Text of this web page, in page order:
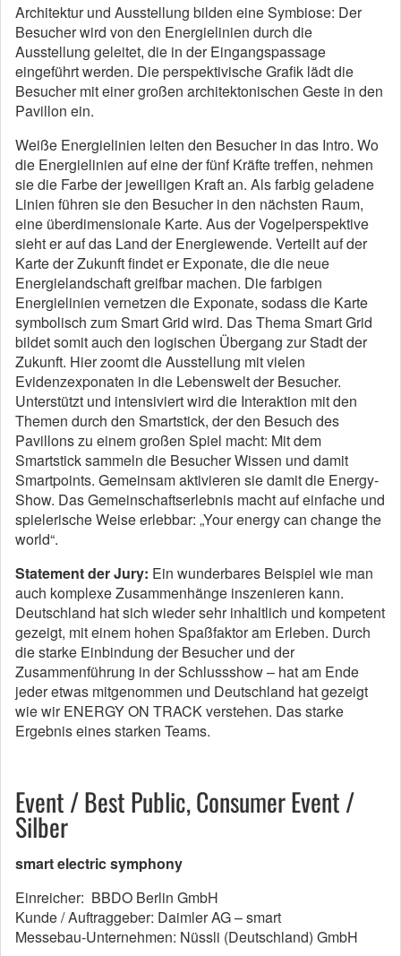
Architektur und Ausstellung bilden eine Symbiose: Der
Besucher wird von den Energielinien durch die
Ausstellung geleitet, die in der Eingangspassage
eingeführt werden. Die perspektivische Grafik lädt die
Besucher mit einer großen architektonischen Geste in den
Pavillon ein.
Weiße Energielinien leiten den Besucher in das Intro. Wo
die Energielinien auf eine der fünf Kräfte treffen, nehmen
sie die Farbe der jeweiligen Kraft an. Als farbig geladene
Linien führen sie den Besucher in den nächsten Raum,
eine überdimensionale Karte. Aus der Vogelperspektive
sieht er auf das Land der Energiewende. Verteilt auf der
Karte der Zukunft findet er Exponate, die die neue
Energielandschaft greifbar machen. Die farbigen
Energielinien vernetzen die Exponate, sodass die Karte
symbolisch zum Smart Grid wird. Das Thema Smart Grid
bildet somit auch den logischen Übergang zur Stadt der
Zukunft. Hier zoomt die Ausstellung mit vielen
Evidenzexponaten in die Lebenswelt der Besucher.
Unterstützt und intensiviert wird die Interaktion mit den
Themen durch den Smartstick, der den Besuch des
Pavillons zu einem großen Spiel macht: Mit dem
Smartstick sammeln die Besucher Wissen und damit
Smartpoints. Gemeinsam aktivieren sie damit die Energy-
Show. Das Gemeinschaftserlebnis macht auf einfache und
spielerische Weise erlebbar: „Your energy can change the
world“.
Statement der Jury: Ein wunderbares Beispiel wie man
auch komplexe Zusammenhänge inszenieren kann.
Deutschland hat sich wieder sehr inhaltlich und kompetent
gezeigt, mit einem hohen Spaßfaktor am Erleben. Durch
die starke Einbindung der Besucher und der
Zusammenführung in der Schlussshow – hat am Ende
jeder etwas mitgenommen und Deutschland hat gezeigt
wie wir ENERGY ON TRACK verstehen. Das starke
Ergebnis eines starken Teams.
Event / Best Public, Consumer Event /
Silber
smart electric symphony
Einreicher: BBDO Berlin GmbH
Kunde / Auftraggeber: Daimler AG – smart
Messebau-Unternehmen: Nüssli (Deutschland) GmbH